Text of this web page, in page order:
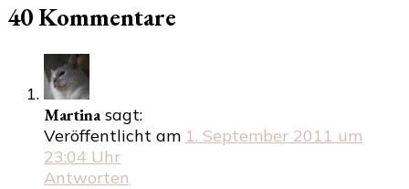
40 Kommentare
Martina sagt:
Veröffentlicht am 1. September 2011 um
23:04 Uhr
Antworten